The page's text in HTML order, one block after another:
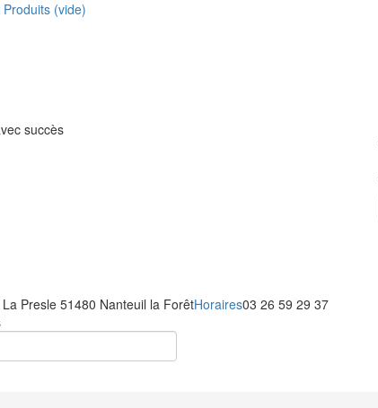
Produits (vide)
succès
Presle 51480 Nanteuil la ForêtHoraires03 26 59 29 37